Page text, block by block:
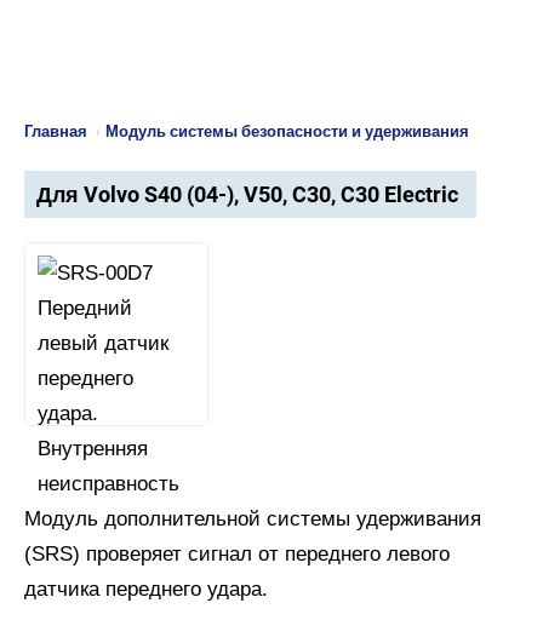
Главная › Модуль системы безопасности и удерживания
Для Volvo S40 (04-), V50, C30, C30 Electric
Модуль дополнительной системы удерживания
(SRS) проверяет сигнал от переднего левого
датчика переднего удара.